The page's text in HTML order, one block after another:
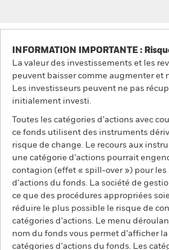
INFORMATION IMPORTANTE :
La valeur des investissements et les
peuvent baisser comme augmenter et
Les investisseurs peuvent ne pas
initialement investi.
Toutes les catégories d’actions avec
ce fonds utilisent des instruments
risque de change. Le recours aux
une catégorie d’actions pourrait
contagion (effet « spill-over ») pour les
d’actions du fonds. La société de
ce que des procédures appropriées
réduire le plus possible le risque de
catégories d’actions. Le menu
nom du fonds vous permet d’afficher
catégories d’actions du fonds. Les